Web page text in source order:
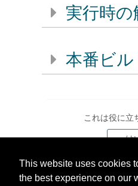
This website uses cookies
the best experience on our
実行時
本番ビ
これは役に立
は
い